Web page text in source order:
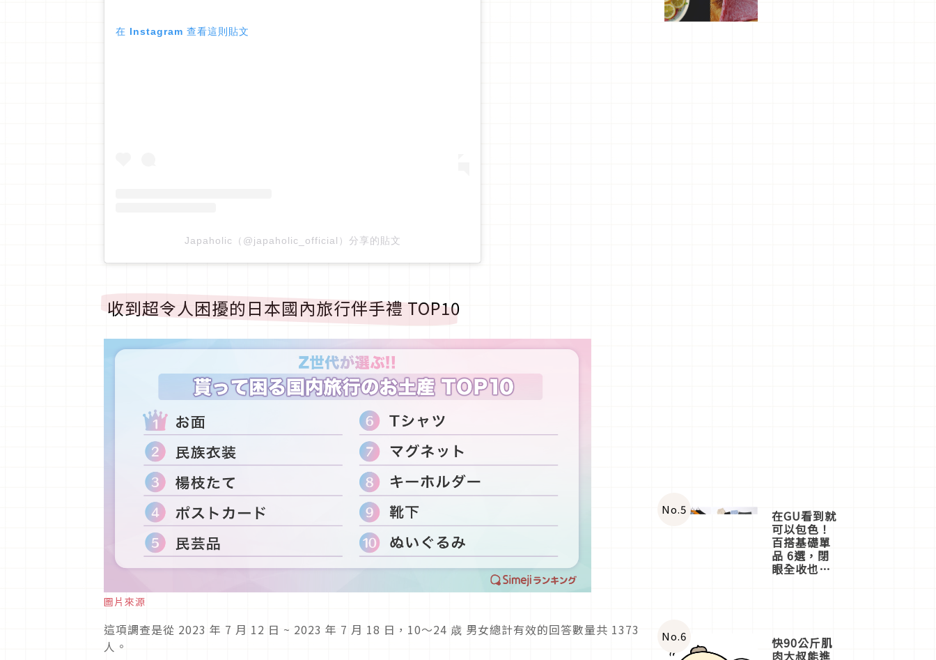
在 Instagram 查看這則貼文
Japaholic（@japaholic_official）分享的貼文
收到超令人困擾的日本國內旅行伴手禮 TOP10
圖片來源
這項調查是從 2023 年 7 月 12 日 ~ 2023 年 7 月 18 日，10～24 歳 男女總計有效的回答數量共 1373
人。
No.5 在GU看到就
可以包色！
百搭基礎單
品 6選，閉
眼全收也不
No.6 快90公斤肌
肉大叔能進